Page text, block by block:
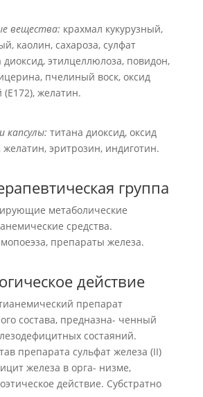
вещества: крахмал кукурузный,
каолин, сахароза, сулфат
диоксид, этилцеллюлоза, повидон,
пчелиный воск, оксид
желатин.
капсулы: титана диоксид, оксид
эритрозин, индиготин.
группа
метаболические
средства.
препараты железа.
действие
препарат
состава, предназна- ченный
состаяний.
препарата сульфат железа (II)
железа в орга- низме,
действие. Субстратно